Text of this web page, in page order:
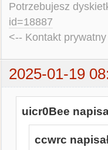
Potrzebujesz
id=18887
<-- Kontakt
2025-01-19
uicr0Bee
ccwrc